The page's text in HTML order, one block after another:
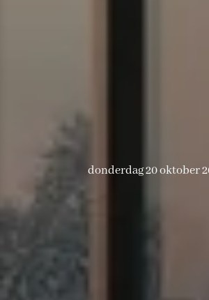
donderdag 20 oktober